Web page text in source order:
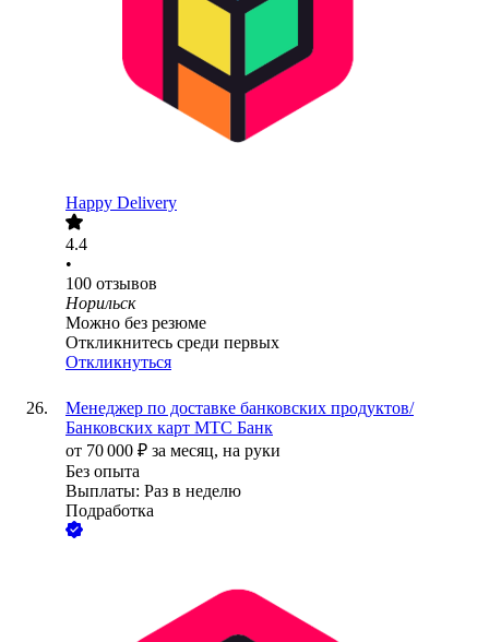
Happy Delivery
4.4
•
100 отзывов
Норильск
Можно без резюме
Откликнитесь среди первых
Откликнуться
Менеджер по доставке банковских продуктов/
Банковских карт МТС Банк
от 70 000 ₽ за месяц, на руки
Без опыта
Выплаты: Раз в неделю
Подработка